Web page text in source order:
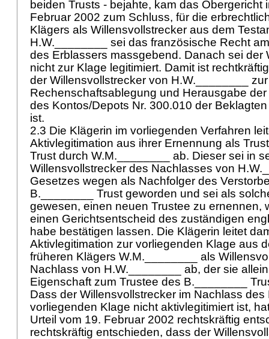
beiden Trusts - bejahte, kam das Obergericht
Februar 2002 zum Schluss, für die
Klägers als Willensvollstrecker aus dem
H.W.________ sei das französische Recht
des Erblassers massgebend. Danach sei der
nicht zur Klage legitimiert. Damit ist
der Willensvollstrecker von H.W.________
Rechenschaftsablegung und Herausgabe
des Kontos/Depots Nr. 300.010 der
ist.
2.3 Die Klägerin im vorliegenden Verfahren
Aktivlegitimation aus ihrer Ernennung als
Trust durch W.M.________ ab. Dieser sei in
Willensvollstrecker des Nachlasses von
Gesetzes wegen als Nachfolger des
B.________ Trust geworden und sei als
gewesen, einen neuen Trustee zu ernennen,
einen Gerichtsentscheid des zuständigen
habe bestätigen lassen. Die Klägerin leitet
Aktivlegitimation zur vorliegenden Klage aus
früheren Klägers W.M.________ als
Nachlass von H.W.________ ab, der sie
Eigenschaft zum Trustee des B.________
Dass der Willensvollstrecker im Nachlass des
vorliegenden Klage nicht aktivlegitimiert ist,
Urteil vom 19. Februar 2002 rechtskräftig
rechtskräftig entschieden, dass der